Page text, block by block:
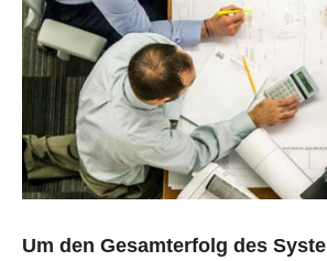
Um den Gesamterfolg des